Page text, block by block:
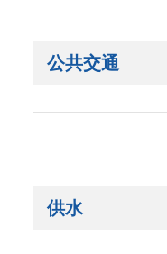
公共交通
供水